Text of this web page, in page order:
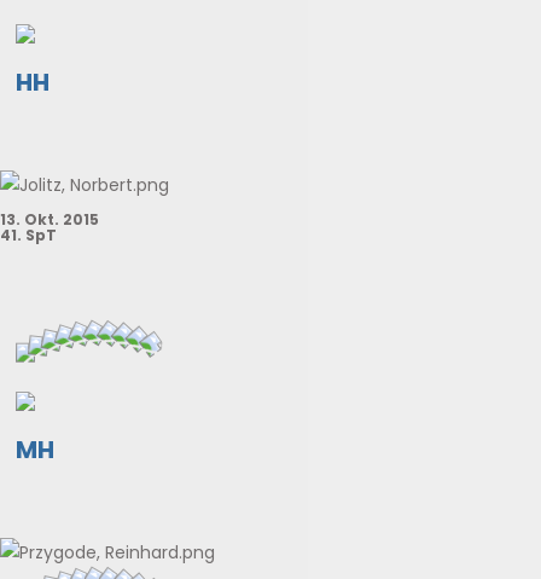
HH
13. Okt. 2015
41. SpT
MH